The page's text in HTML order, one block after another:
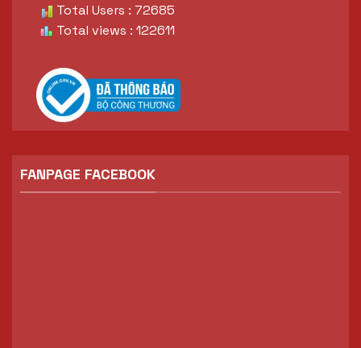
Total Users : 72685
Total views : 122611
FANPAGE FACEBOOK